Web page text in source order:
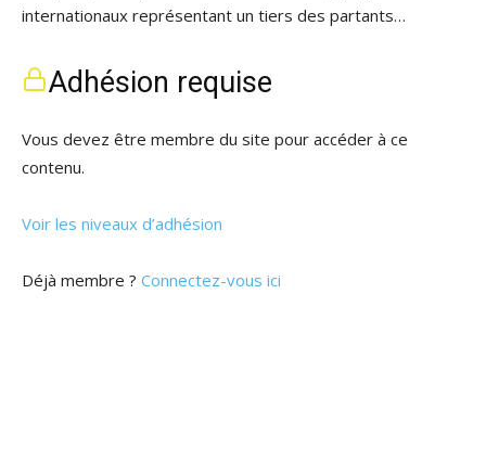
internationaux représentant un tiers des partants…
Adhésion requise
Vous devez être membre du site pour accéder à ce
contenu.
Voir les niveaux d’adhésion
Déjà membre ? Connectez-vous ici